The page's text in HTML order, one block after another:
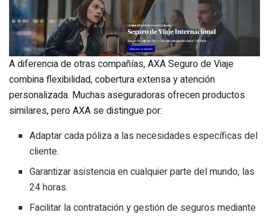
A diferencia de otras compañías, AXA Seguro de Viaje
combina flexibilidad, cobertura extensa y atención
personalizada. Muchas aseguradoras ofrecen productos
similares, pero AXA se distingue por:
Adaptar cada póliza a las necesidades específicas del
cliente.
Garantizar asistencia en cualquier parte del mundo, las
24 horas.
Facilitar la contratación y gestión de seguros mediante